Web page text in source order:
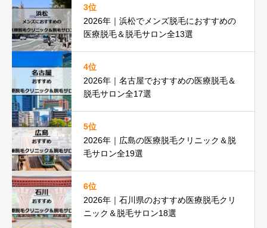
3位
2026年｜浜松でメンズ脱毛におすすめの
医療脱毛＆脱毛サロン全13選
4位
2026年｜名古屋でおすすめの医療脱毛＆
脱毛サロン全17選
5位
2026年｜広島の医療脱毛クリニック＆脱
毛サロン全19選
6位
2026年｜石川県のおすすめ医療脱毛クリ
ニック＆脱毛サロン18選